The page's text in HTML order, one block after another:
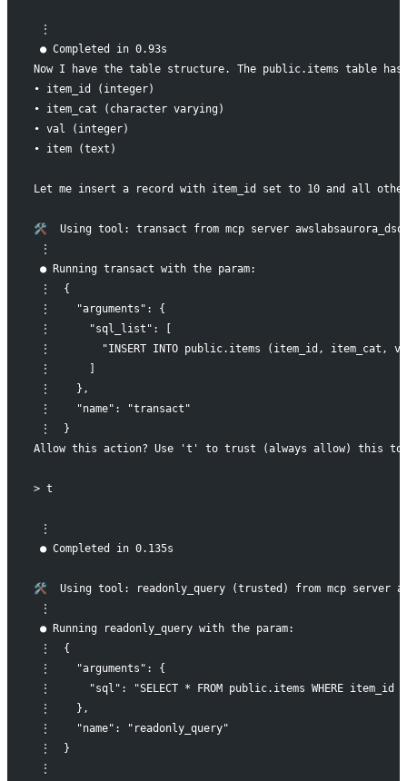
⋮
● Completed in 0.93s
Now I have the table structure. The public.items table
• item_id (integer)
• item_cat (character varying)
• val (integer)
• item (text)
Let me insert a record with item_id set to 10 and all other
🛠️  Using tool: transact from mcp server
⋮
● Running transact with the param:
⋮  {
⋮    "arguments": {
⋮      "sql_list": [
⋮        "INSERT INTO public.items (item_id, item_cat, val,
⋮      ]
⋮    },
⋮    "name": "transact"
⋮  }
Allow this action? Use 't' to trust (always allow) this
> t
⋮
● Completed in 0.135s
🛠️  Using tool: readonly_query (trusted) from mcp server
⋮
● Running readonly_query with the param:
⋮  {
⋮    "arguments": {
⋮      "sql": "SELECT * FROM public.items WHERE item_id
⋮    },
⋮    "name": "readonly_query"
⋮  }
⋮